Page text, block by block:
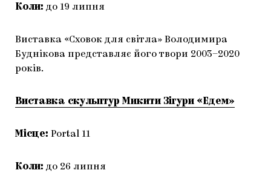
Коли: до 19 липня
Виставка «Сховок для світла» Володимира
Буднікова представляє його твори 2003–2020
років.
Виставка скульптур Микити Зігури «Едем»
Місце: Portal 11
Коли: до 26 липня